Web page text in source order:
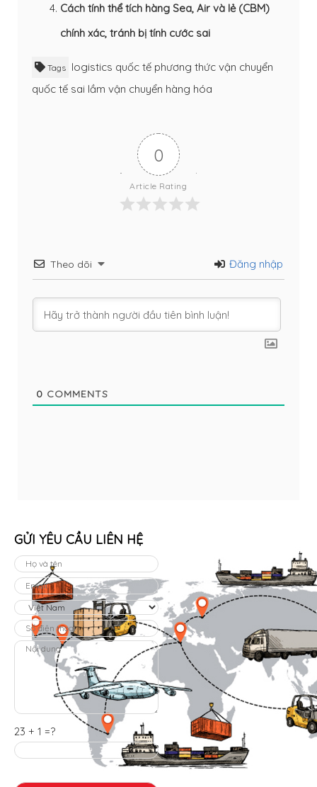
Cách tính thể tích hàng Sea, Air và lẻ (CBM)
chính xác, tránh bị tính cước sai
Tags logistics quốc tế phương thức vận chuyển
quốc tế sai lầm vận chuyển hàng hóa
0
Article Rating
Theo dõi Đăng nhập
0 COMMENTS
GỬI YÊU CẦU LIÊN HỆ
23 + 1 =?